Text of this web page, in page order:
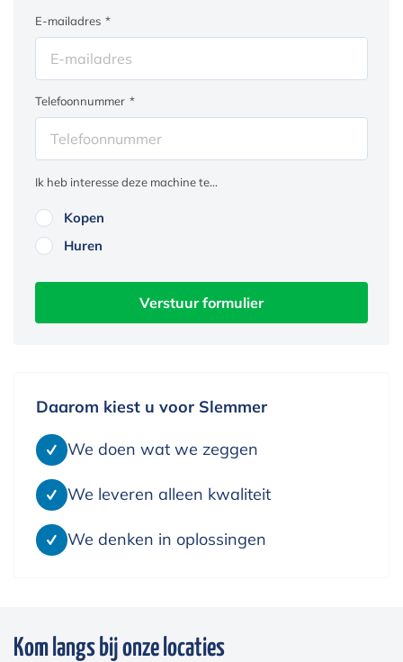
E-mailadres *
Telefoonnummer *
Ik heb interesse deze machine te...
Kopen
Huren
Verstuur formulier
Daarom kiest u voor Slemmer
We doen wat we zeggen
We leveren alleen kwaliteit
We denken in oplossingen
Kom langs bij onze locaties